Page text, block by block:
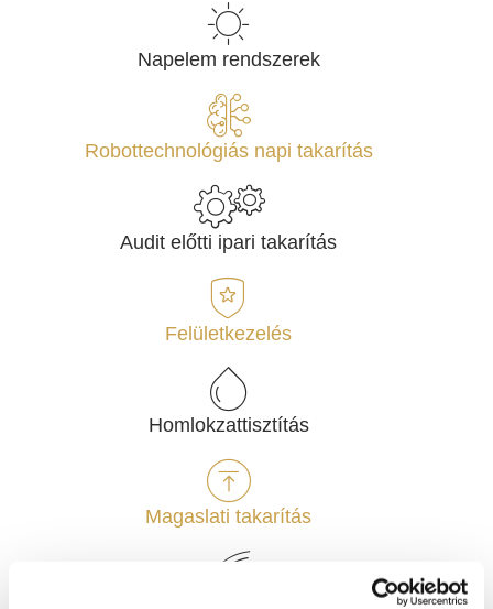
Napelem rendszerek
Robottechnológiás napi takarítás
Audit előtti ipari takarítás
Felületkezelés
Homlokzattisztítás
Magaslati takarítás